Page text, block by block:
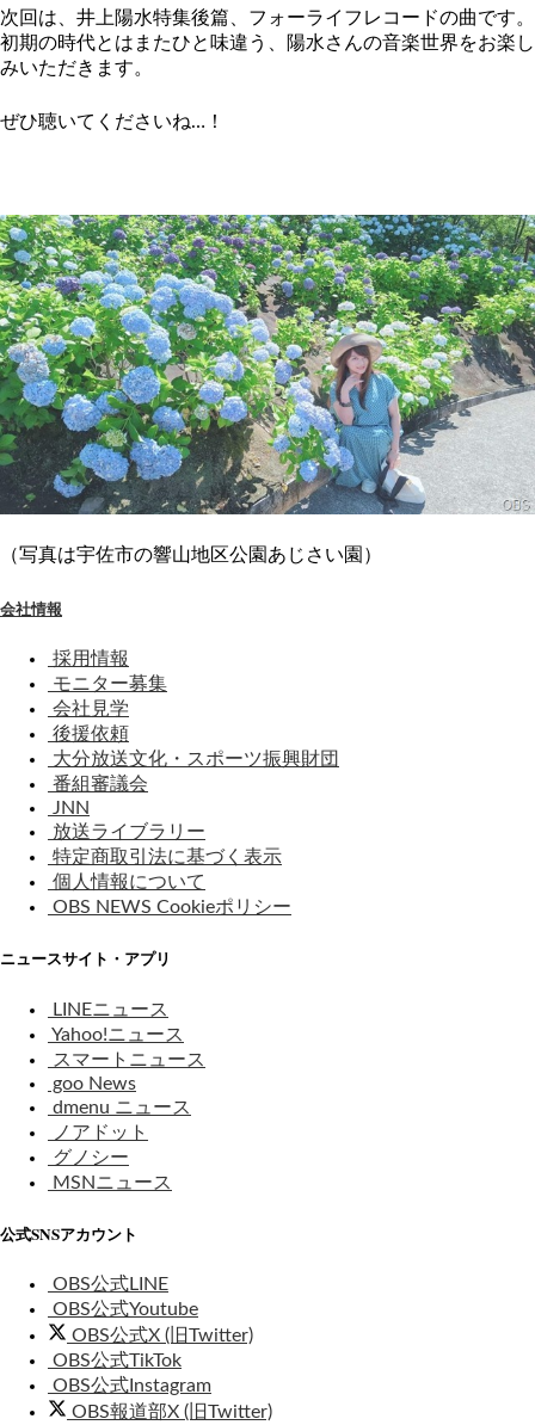
次回は、井上陽水特集後篇、フォーライフレコードの曲です。
初期の時代とはまたひと味違う、陽水さんの音楽世界をお楽し
みいただきます。
ぜひ聴いてくださいね…！
（写真は宇佐市の響山地区公園あじさい園）
会社情報
採用情報
モニター募集
会社見学
後援依頼
大分放送文化・スポーツ振興財団
番組審議会
JNN
放送ライブラリー
特定商取引法に基づく表示
個人情報について
OBS NEWS Cookieポリシー
ニュースサイト・アプリ
LINEニュース
Yahoo!ニュース
スマートニュース
goo News
dmenu ニュース
ノアドット
グノシー
MSNニュース
公式SNSアカウント
OBS公式LINE
OBS公式Youtube
OBS公式X (旧Twitter)
OBS公式TikTok
OBS公式Instagram
OBS報道部X (旧Twitter)